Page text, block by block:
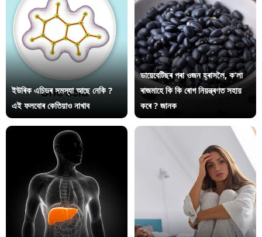
ইউৰিক এচিডৰ সমস্যা আছে নেকি ?
এই ফলবোৰ কেতিয়াও নাখাব
ডায়েবেটিছৰ পৰা ওজন হ্ৰাসলৈ, ক’লা
ৰাজমাহে কি কি ৰোগ নিয়ন্ত্ৰণত সহায়
কৰে ? জানক